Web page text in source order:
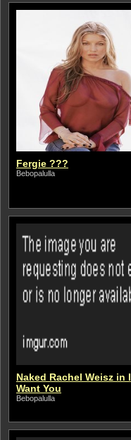
Fergie ???
Bebopalulla
Naked Rachel Weisz in I
Want You
Bebopalulla